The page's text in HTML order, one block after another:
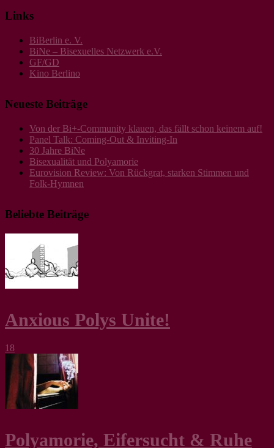
Links
BiBerlin e. V.
BiNe – Bisexuelles Netzwerk e.V.
GF/GD
Kino Berlino
Neueste Beiträge
Von der Bi+-Community klauen, das fällt schon keinem auf!
Panel Talk: Coming-Out & Inviting-In
30 Jahre BiNe
Bisexualität und Polyamorie
Eurovision Review: Von Rückgrat, starken Stimmen und
Folk-Hymnen
Beliebte Beiträge
Anxious Polys Unite!
18
Polyamorie, Eifersucht & Ruhe